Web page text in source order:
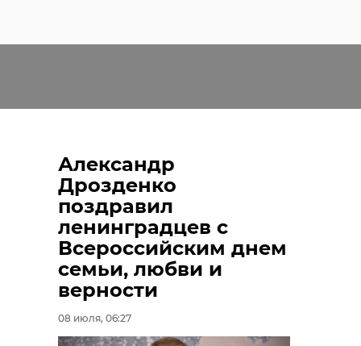
Александр
Дрозденко
поздравил
ленинградцев с
Всероссийским днем
семьи, любви и
верности
08 июля, 06:27